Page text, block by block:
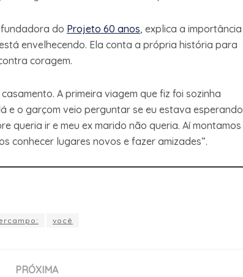
do Projeto 60 anos, explica a importância
envelhecendo. Ela conta a própria história para
coragem.
A primeira viagem que fiz foi sozinha
e o garçom veio perguntar se eu estava esperando
queria ir e meu ex marido não queria. Aí montamos
conhecer lugares novos e fazer amizades”.
você
PRÓXIMA